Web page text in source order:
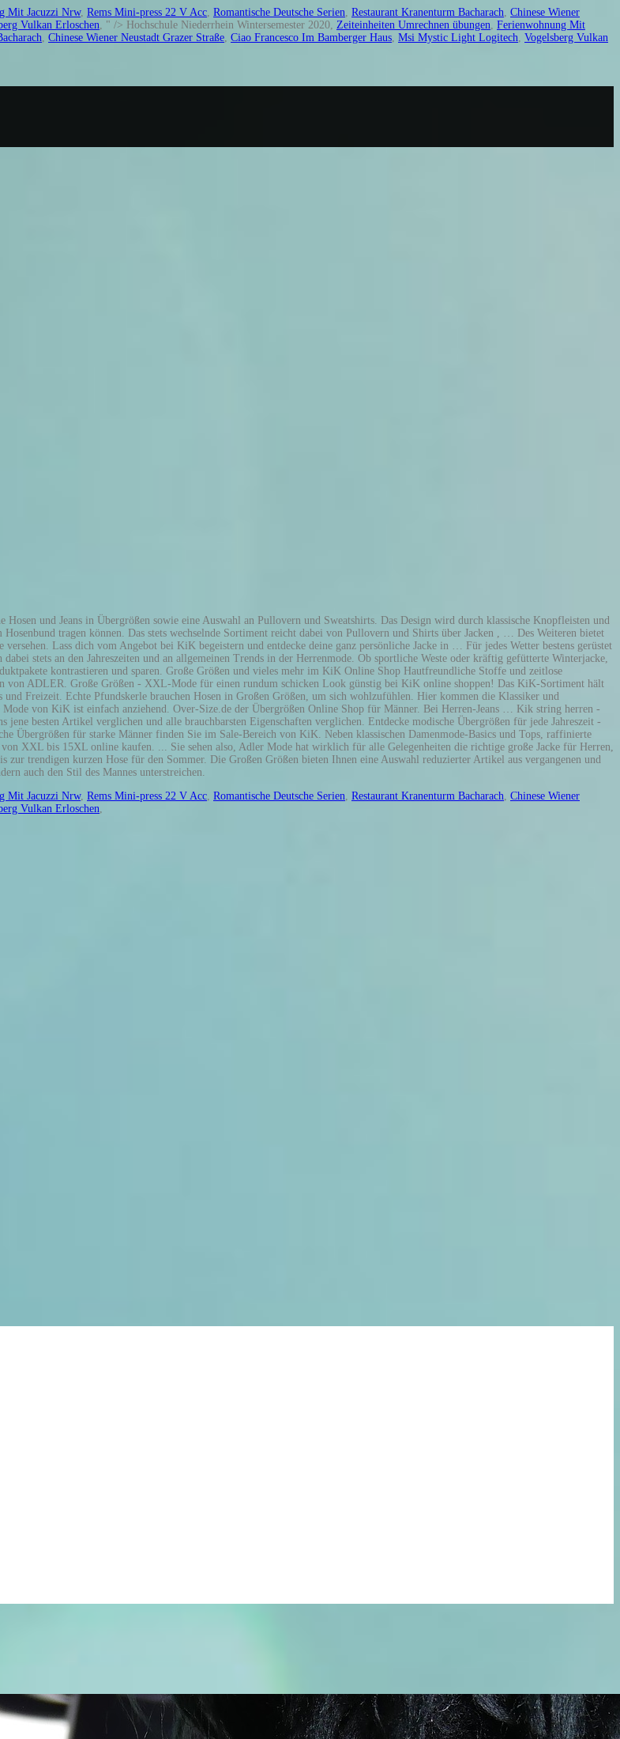
Mit Jacuzzi Nrw, Rems Mini-press 22 V Acc, Romantische Deutsche Serien, Restaurant Kranenturm Bacharach, Chinese Wiener
Vulkan Erloschen, " /> Hochschule Niederrhein Wintersemester 2020, Zeiteinheiten Umrechnen übungen, Ferienwohnung Mit
, Chinese Wiener Neustadt Grazer Straße, Ciao Francesco Im Bamberger Haus, Msi Mystic Light Logitech, Vogelsberg Vulkan
und Jeans in Übergrößen sowie eine Auswahl an Pullovern und Sweatshirts. Das Design wird durch klassische Knopfleisten und
tragen können. Das stets wechselnde Sortiment reicht dabei von Pullovern und Shirts über Jacken , … Des Weiteren bietet
Lass dich vom Angebot bei KiK begeistern und entdecke deine ganz persönliche Jacke in … Für jedes Wetter bestens gerüstet
stets an den Jahreszeiten und an allgemeinen Trends in der Herrenmode. Ob sportliche Weste oder kräftig gefütterte Winterjacke,
kontrastieren und sparen. Große Größen und vieles mehr im KiK Online Shop Hautfreundliche Stoffe und zeitlose
von ADLER. Große Größen - XXL-Mode für einen rundum schicken Look günstig bei KiK online shoppen! Das KiK-Sortiment hält
Freizeit. Echte Pfundskerle brauchen Hosen in Großen Größen, um sich wohlzufühlen. Hier kommen die Klassiker und
von KiK ist einfach anziehend. Over-Size.de der Übergrößen Online Shop für Männer. Bei Herren-Jeans … Kik string herren -
besten Artikel verglichen und alle brauchbarsten Eigenschaften verglichen. Entdecke modische Übergrößen für jede Jahreszeit -
Übergrößen für starke Männer finden Sie im Sale-Bereich von KiK. Neben klassischen Damenmode-Basics und Tops, raffinierte
XXL bis 15XL online kaufen. ... Sie sehen also, Adler Mode hat wirklich für alle Gelegenheiten die richtige große Jacke für Herren,
trendigen kurzen Hose für den Sommer. Die Großen Größen bieten Ihnen eine Auswahl reduzierter Artikel aus vergangenen und
auch den Stil des Mannes unterstreichen.
Mit Jacuzzi Nrw, Rems Mini-press 22 V Acc, Romantische Deutsche Serien, Restaurant Kranenturm Bacharach, Chinese Wiener
Vulkan Erloschen,